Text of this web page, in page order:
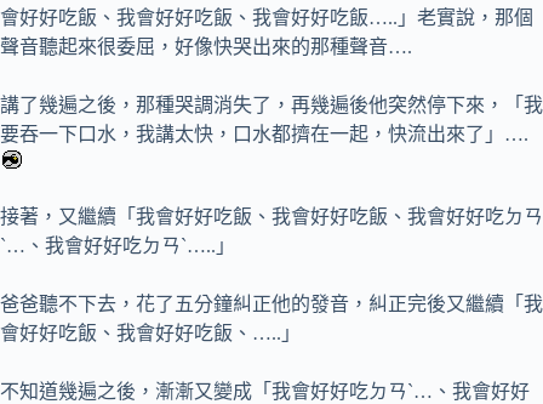
會好好吃飯、我會好好吃飯、我會好好吃飯…..」老實說，那個
聲音聽起來很委屈，好像快哭出來的那種聲音….
講了幾遍之後，那種哭調消失了，再幾遍後他突然停下來，「我
要吞一下口水，我講太快，口水都擠在一起，快流出來了」….
接著，又繼續「我會好好吃飯、我會好好吃飯、我會好好吃ㄉㄢ
ˋ…、我會好好吃ㄉㄢˋ…..」
爸爸聽不下去，花了五分鐘糾正他的發音，糾正完後又繼續「我
會好好吃飯、我會好好吃飯、…..」
不知道幾遍之後，漸漸又變成「我會好好吃ㄉㄢˋ…、我會好好